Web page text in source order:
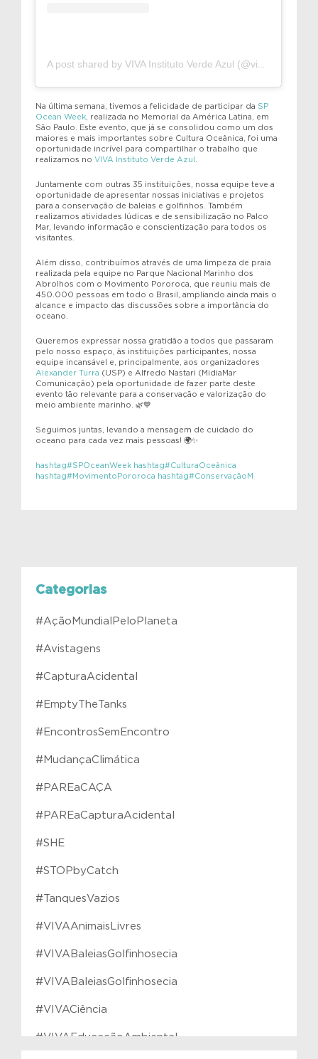
A post shared by VIVA Instituto Verde Azul (@vivaverdeazul)
Na última semana, tivemos a felicidade de participar da SP
Ocean Week, realizada no Memorial da América Latina, em
São Paulo. Este evento, que já se consolidou como um dos
maiores e mais importantes sobre Cultura Oceânica, foi uma
oportunidade incrível para compartilhar o trabalho que
realizamos no VIVA Instituto Verde Azul .
Juntamente com outras 35 instituições, nossa equipe teve a
oportunidade de apresentar nossas iniciativas e projetos
para a conservação de baleias e golfinhos. Também
realizamos atividades lúdicas e de sensibilização no Palco
Mar, levando informação e conscientização para todos os
visitantes.
Além disso, contribuímos através de uma limpeza de praia
realizada pela equipe no Parque Nacional Marinho dos
Abrolhos com o Movimento Pororoca, que reuniu mais de
450.000 pessoas em todo o Brasil, ampliando ainda mais o
alcance e impacto das discussões sobre a importância do
oceano.
Queremos expressar nossa gratidão a todos que passaram
pelo nosso espaço, às instituições participantes, nossa
equipe incansável e, principalmente, aos organizadores
Alexander Turra (USP) e Alfredo Nastari (MidiaMar
Comunicação) pela oportunidade de fazer parte deste
evento tão relevante para a conservação e valorização do
meio ambiente marinho. 🌿💙
Seguimos juntas, levando a mensagem de cuidado do
oceano para cada vez mais pessoas! 🌍✨
hashtag#SPOceanWeek hashtag#CulturaOceânica
hashtag#MovimentoPororoca hashtag#ConservaçãoM
Categorias
#AçãoMundialPeloPlaneta
#Avistagens
#CapturaAcidental
#EmptyTheTanks
#EncontrosSemEncontro
#MudançaClimática
#PAREaCAÇA
#PAREaCapturaAcidental
#SHE
#STOPbyCatch
#TanquesVazios
#VIVAAnimaisLivres
#VIVABaleiasGolfinhosecia
#VIVABaleiasGolfinhosecia
#VIVACiência
#VIVAEducaçãoAmbiental